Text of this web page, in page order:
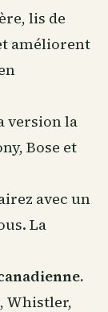
lis de
améliorent
version la
Bose et
avec un
La
Whistler,